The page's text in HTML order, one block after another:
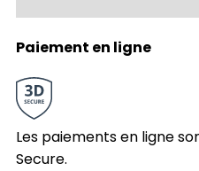
Paiement en ligne
Les paiements en ligne
Secure.